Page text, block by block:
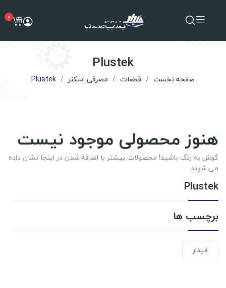
0
Plustek
صفحه نخست قطعات مصرفی اسکنر Plustek
Plustek
برچسب ها
فیدار
هنوز محصولی موجود نیست
گوش به زنگ باشید! محصولات بیشتر با اضافه شدن در اینجا نشان داده
می شوند.